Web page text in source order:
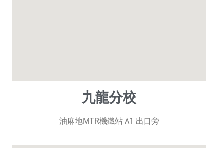
九龍分校
油麻地MTR機鐵站 A1 出口旁